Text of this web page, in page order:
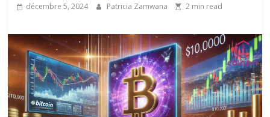
décembre 5, 2024 Patricia Zamwana 2 min read